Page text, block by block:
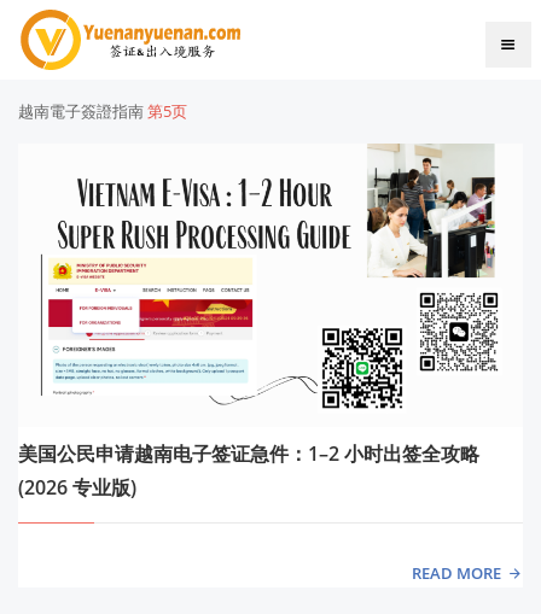
越南電子簽證指南第5页
美国公民申请越南电子签证急件：1–2 小时出签全攻略
(2026 专业版)
READ MORE